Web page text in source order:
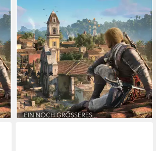
UBISOFT
Assassin’s Creed Black Flag
Resynced - Launch Edition
Xbox Series X Plattform
ab 16 Jahren USK-Freigabe
Ubisoft Publisher
(7)
55,90 €
lieferbar - in 2-3 Werktagen bei dir